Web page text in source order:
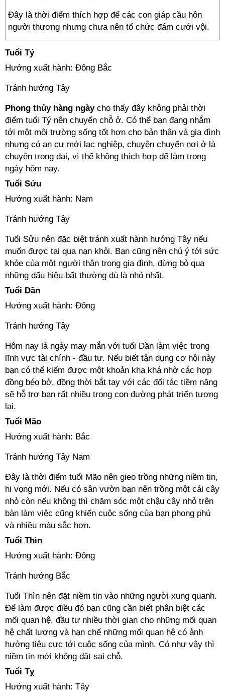
Đây là thời điểm thích hợp để các con giáp cầu hôn
người thương nhưng chưa nên tổ chức đám cưới vội.
Tuổi Tý
Hướng xuất hành: Đông Bắc
Tránh hướng Tây
Phong thủy hàng ngàycho thấy đây không phải thời
điểm tuổi Tý nên chuyển chỗ ở. Có thể bạn đang nhắm
tới một môi trường sống tốt hơn cho bản thân và gia đình
nhưng có an cư mới lạc nghiệp, chuyện chuyển nơi ở là
chuyện trọng đại, vì thế không thích hợp để làm trong
ngày hôm nay.
Tuổi Sửu
Hướng xuất hành: Nam
Tránh hướng Tây
Tuổi Sửu nên đặc biệt tránh xuất hành hướng Tây nếu
muốn được tai qua nạn khỏi. Bạn cũng nên chú ý tới sức
khỏe của một người thân trong gia đình, đừng bỏ qua
những dấu hiệu bất thường dù là nhỏ nhất.
Tuổi Dần
Hướng xuất hành: Đông
Tránh hướng Tây
Hôm nay là ngày may mắn với tuổi Dần làm việc trong
lĩnh vực tài chính - đầu tư. Nếu biết tận dụng cơ hội này
bạn có thể kiếm được một khoản kha khá nhờ các hợp
đồng béo bở, đồng thời bắt tay với các đối tác tiềm năng
sẽ hỗ trợ bạn rất nhiều trong con đường phát triển tương
lai.
Tuổi Mão
Hướng xuất hành: Bắc
Tránh hướng Tây Nam
Đây là thời điểm tuổi Mão nên gieo trồng những niềm tin,
hi vọng mới. Nếu có sân vườn bạn nên trồng một cái cây
nhỏ còn nếu không thì chăm sóc một chậu cây nhỏ trên
bàn làm việc cũng khiến cuộc sống của bạn phong phú
và nhiều màu sắc hơn.
Tuổi Thìn
Hướng xuất hành: Đông
Tránh hướng Bắc
Tuổi Thìn nên đặt niềm tin vào những người xung quanh.
Để làm được điều đó bạn cũng cần biết phân biệt các
mối quan hệ, đầu tư nhiều thời gian cho những mối quan
hệ chất lượng và hạn chế những mối quan hệ có ảnh
hưởng tiêu cực tới cuộc sống của mình. Có như vậy thì
niềm tin mới không đặt sai chỗ.
Tuổi Tỵ
Hướng xuất hành: Tây